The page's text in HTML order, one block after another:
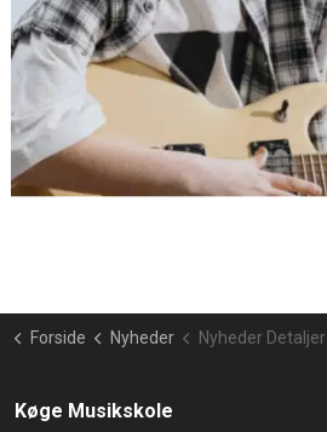
Forside Nyheder Nyheder Detaljer
Køge Musikskole